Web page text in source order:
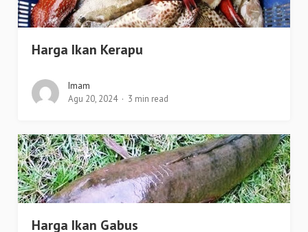
Harga Ikan Kerapu
Imam
Agu 20, 2024
3 min read
Harga Ikan Gabus